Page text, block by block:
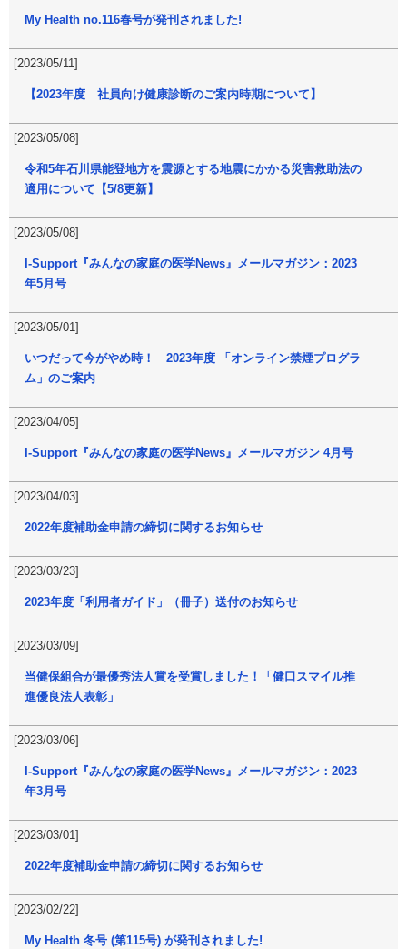
My Health no.116春号が発刊されました!
[2023/05/11]
【2023年度 社員向け健康診断のご案内時期について】
[2023/05/08]
令和5年石川県能登地方を震源とする地震にかかる災害救助法の
適用について【5/8更新】
[2023/05/08]
I-Support『みんなの家庭の医学News』メールマガジン：2023
年5月号
[2023/05/01]
いつだって今がやめ時！ 2023年度 「オンライン禁煙プログラ
ム」のご案内
[2023/04/05]
I-Support『みんなの家庭の医学News』メールマガジン 4月号
[2023/04/03]
2022年度補助金申請の締切に関するお知らせ
[2023/03/23]
2023年度「利用者ガイド」（冊子）送付のお知らせ
[2023/03/09]
当健保組合が最優秀法人賞を受賞しました！「健口スマイル推
進優良法人表彰」
[2023/03/06]
I-Support『みんなの家庭の医学News』メールマガジン：2023
年3月号
[2023/03/01]
2022年度補助金申請の締切に関するお知らせ
[2023/02/22]
My Health 冬号 (第115号) が発刊されました!